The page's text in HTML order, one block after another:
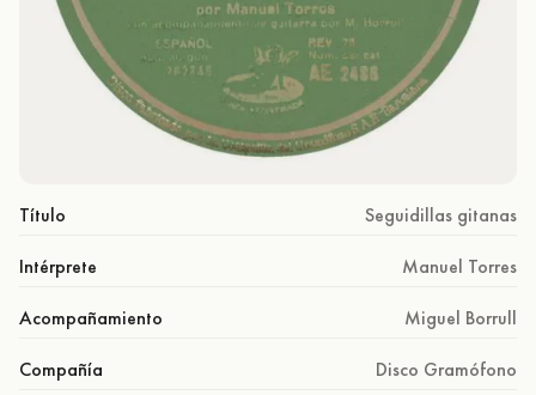
Título Seguidillas gitanas
Intérprete Manuel Torres
Acompañamiento Miguel Borrull
Compañía Disco Gramófono